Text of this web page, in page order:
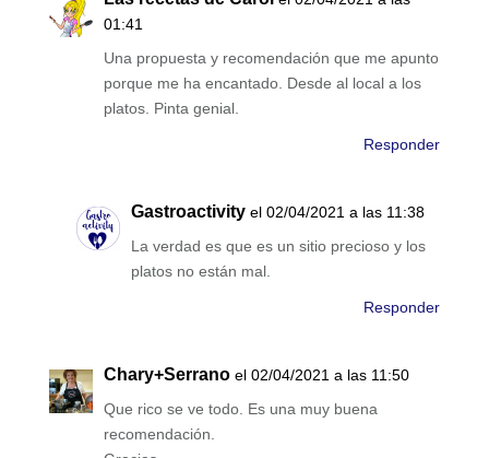
01:41
Una propuesta y recomendación que me apunto
porque me ha encantado. Desde al local a los
platos. Pinta genial.
Responder
Gastroactivity el 02/04/2021 a las 11:38
La verdad es que es un sitio precioso y los
platos no están mal.
Responder
Chary+Serrano el 02/04/2021 a las 11:50
Que rico se ve todo. Es una muy buena
recomendación.